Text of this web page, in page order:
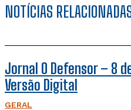
NOTÍCIAS
Jornal O Defensor – 8
Versão Digital
GERAL